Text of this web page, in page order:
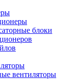
блоки
вентиляторы